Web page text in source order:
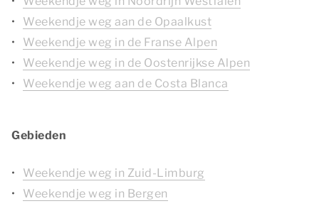
Weekendje weg aan de Opaalkust
Weekendje weg in de Franse Alpen
Weekendje weg in de Oostenrijkse Alpen
Weekendje weg aan de Costa Blanca
Gebieden
Weekendje weg in Zuid-Limburg
Weekendje weg in Bergen